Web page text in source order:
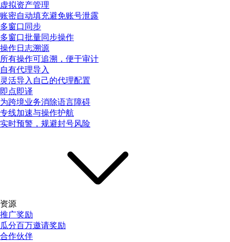
虚拟资产管理
账密自动填充避免账号泄露
多窗口同步
多窗口批量同步操作
操作日志溯源
所有操作可追溯，便于审计
自有代理导入
灵活导入自己的代理配置
即点即译
为跨境业务消除语言障碍
专线加速与操作护航
实时预警，规避封号风险
资源
推广奖励
瓜分百万邀请奖励
合作伙伴